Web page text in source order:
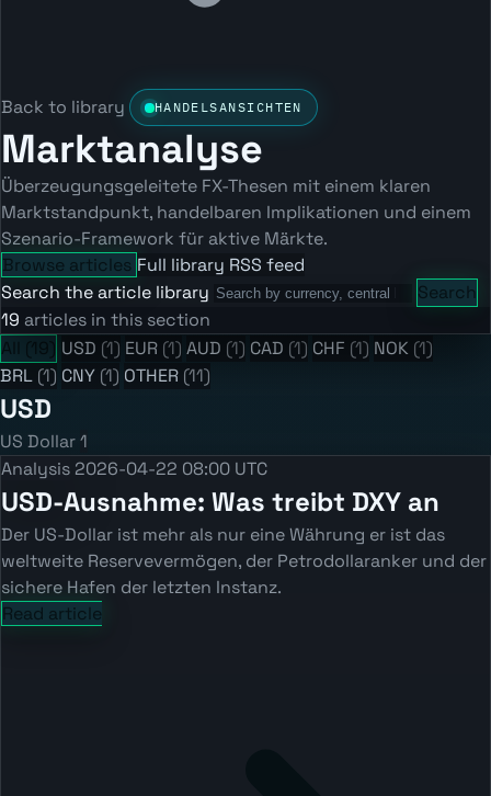
Back to library HANDELSANSICHTEN
Marktanalyse
Überzeugungsgeleitete FX-Thesen mit einem klaren
Marktstandpunkt, handelbaren Implikationen und einem
Szenario-Framework für aktive Märkte.
Browse articles Full library RSS feed
Search the article library
Search
19 articles in this section
All
(19) USD (1) EUR (1) AUD (1) CAD (1) CHF (1) NOK (1)
BRL (1) CNY (1) OTHER (11)
USD
US Dollar1
Analysis 2026-04-22 08:00 UTC
USD-Ausnahme: Was treibt DXY an
Der US-Dollar ist mehr als nur eine Währung er ist das
weltweite Reservevermögen, der Petrodollaranker und der
sichere Hafen der letzten Instanz.
Read article